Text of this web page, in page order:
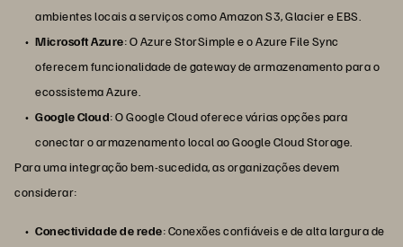
ambientes locais a serviços como Amazon S3, Glacier e EBS.
Microsoft Azure: O Azure StorSimple e o Azure File Sync
oferecem funcionalidade de gateway de armazenamento para o
ecossistema Azure.
Google Cloud: O Google Cloud oferece várias opções para
conectar o armazenamento local ao Google Cloud Storage.
Para uma integração bem-sucedida, as organizações devem
considerar:
Conectividade de rede: Conexões confiáveis e de alta largura de